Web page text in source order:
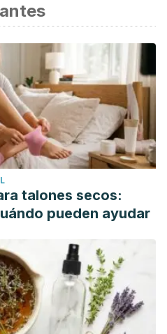
System. In Encyclopedia of
S., & Lloyd, D. (2001).
sativum (garlic). Applied
S. (2014). Echinacea. In
Third Edition.
0-12-386454-3.01007-1
tomentosa. El Servier.
0488.17.05712-1
M., Kopp, M. V., &
impact of probiotics and
Nature Reviews
nri3312
talones secos:
pueden ayudar